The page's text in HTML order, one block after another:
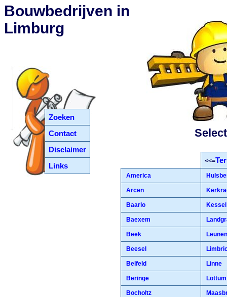
Zoeken
Contact
Disclaimer
Links
Bouwbedrijven in
Limburg
<<=
America
Arcen
Baarlo Kessel
Baexem
Beek
Beesel
Belfeld Linne
Beringe Lottum
Bocholtz